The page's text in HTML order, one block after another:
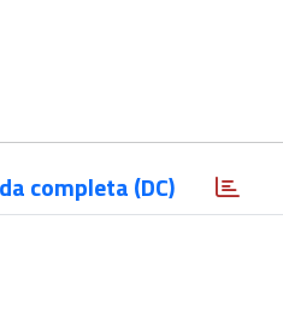
completa (DC)